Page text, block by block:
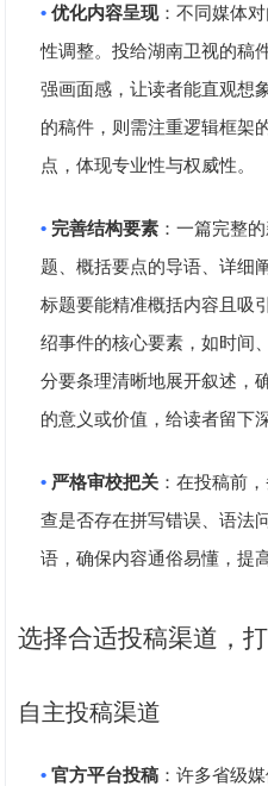
•优化内容呈现：不同媒体
性调整。投给湖南卫视的稿
强画面感，让读者能直观想
的稿件，则需注重逻辑框架
点，体现专业性与权威性。
• 完善结构要素 ：一篇完整
题、概括要点的导语、详细
标题要能精准概括内容且吸
绍事件的核心要素，如时间
分要条理清晰地展开叙述，
的意义或价值，给读者留下
• 严格审校把关 ：在投稿前
查是否存在拼写错误、语法
语，确保内容通俗易懂，提
选择合适投稿渠道，
自主投稿渠道
•官方平台投稿 ：许多省级